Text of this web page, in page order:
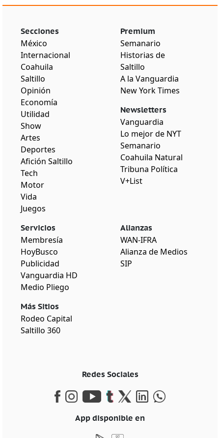
Secciones
México
Internacional
Coahuila
Saltillo
Opinión
Economía
Utilidad
Show
Artes
Deportes
Afición Saltillo
Tech
Motor
Vida
Juegos
Premium
Semanario
Historias de
Saltillo
A la Vanguardia
New York Times
Newsletters
Vanguardia
Lo mejor de NYT
Semanario
Coahuila Natural
Tribuna Política
V+List
Servicios
Membresía
HoyBusco
Publicidad
Vanguardia HD
Medio Pliego
Más Sitios
Rodeo Capital
Saltillo 360
Alianzas
WAN-IFRA
Alianza de Medios
SIP
Redes Sociales
App disponible en